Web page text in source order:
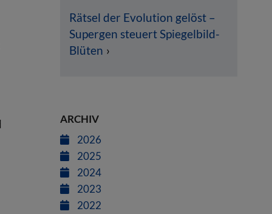
Rätsel der Evolution gelöst –
Supergen steuert Spiegelbild-
Blüten
ARCHIV
2026
2025
2024
2023
2022